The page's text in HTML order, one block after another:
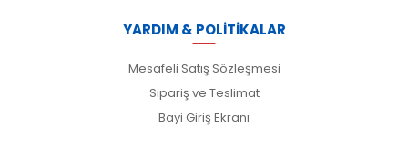
YARDIM & POLİTİKALAR
Mesafeli Satış Sözleşmesi
Sipariş ve Teslimat
Bayi Giriş Ekranı